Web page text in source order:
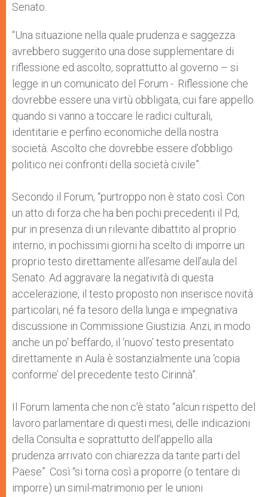
Senato.
“Una situazione nella quale prudenza e saggezza
avrebbero suggerito una dose supplementare di
riflessione ed ascolto, soprattutto al governo – si
legge in un comunicato del Forum -. Riflessione che
dovrebbe essere una virtù obbligata, cui fare appello
quando si vanno a toccare le radici culturali,
identitarie e perfino economiche della nostra
società. Ascolto che dovrebbe essere d’obbligo
politico nei confronti della società civile”.
Secondo il Forum, “purtroppo non è stato così. Con
un atto di forza che ha ben pochi precedenti il Pd,
pur in presenza di un rilevante dibattito al proprio
interno, in pochissimi giorni ha scelto di imporre un
proprio testo direttamente all’esame dell’aula del
Senato. Ad aggravare la negatività di questa
accelerazione, il testo proposto non inserisce novità
particolari, né fa tesoro della lunga e impegnativa
discussione in Commissione Giustizia. Anzi, in modo
anche un po’ beffardo, il ‘nuovo’ testo presentato
direttamente in Aula è sostanzialmente una ‘copia
conforme’ del precedente testo Cirinnà”.
Il Forum lamenta che non c’è stato “alcun rispetto del
lavoro parlamentare di questi mesi, delle indicazioni
della Consulta e soprattutto dell’appello alla
prudenza arrivato con chiarezza da tante parti del
Paese”. Così “si torna così a proporre (o tentare di
imporre) un simil-matrimonio per le unioni